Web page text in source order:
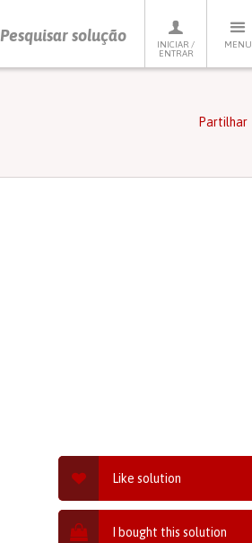
Pesquisar solução
INICIAR /
ENTRAR
MENU
Partilhar
Like solution
I bought this solution